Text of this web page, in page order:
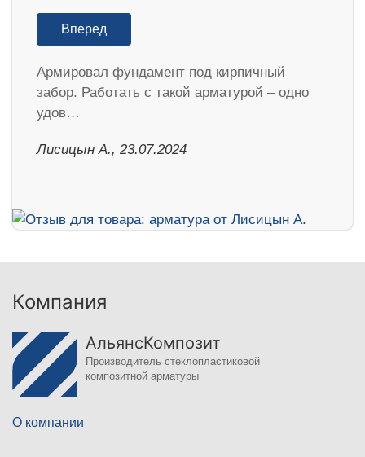
Вперед
Армировал фундамент под кирпичный
забор. Работать с такой арматурой – одно
удов…
Лисицын А., 23.07.2024
Компания
АльянсКомпозит
Производитель стеклопластиковой
композитной арматуры
О компании